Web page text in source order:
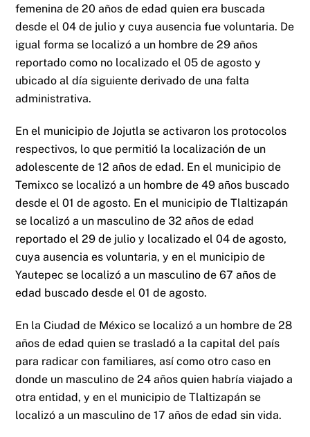
femenina de 20 años de edad quien era buscada
desde el 04 de julio y cuya ausencia fue voluntaria. De
igual forma se localizó a un hombre de 29 años
reportado como no localizado el 05 de agosto y
ubicado al día siguiente derivado de una falta
administrativa.
En el municipio de Jojutla se activaron los protocolos
respectivos, lo que permitió la localización de un
adolescente de 12 años de edad. En el municipio de
Temixco se localizó a un hombre de 49 años buscado
desde el 01 de agosto. En el municipio de Tlaltizapán
se localizó a un masculino de 32 años de edad
reportado el 29 de julio y localizado el 04 de agosto,
cuya ausencia es voluntaria, y en el municipio de
Yautepec se localizó a un masculino de 67 años de
edad buscado desde el 01 de agosto.
En la Ciudad de México se localizó a un hombre de 28
años de edad quien se trasladó a la capital del país
para radicar con familiares, así como otro caso en
donde un masculino de 24 años quien habría viajado a
otra entidad, y en el municipio de Tlaltizapán se
localizó a un masculino de 17 años de edad sin vida.